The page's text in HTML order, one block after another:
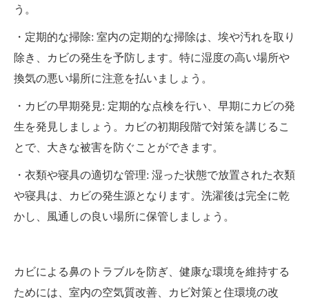
う。
・定期的な掃除: 室内の定期的な掃除は、埃や汚れを取り
除き、カビの発生を予防します。特に湿度の高い場所や
換気の悪い場所に注意を払いましょう。
・カビの早期発見: 定期的な点検を行い、早期にカビの発
生を発見しましょう。カビの初期段階で対策を講じるこ
とで、大きな被害を防ぐことができます。
・衣類や寝具の適切な管理: 湿った状態で放置された衣類
や寝具は、カビの発生源となります。洗濯後は完全に乾
かし、風通しの良い場所に保管しましょう。
カビによる鼻のトラブルを防ぎ、健康な環境を維持する
ためには、室内の空気質改善、カビ対策と住環境の改